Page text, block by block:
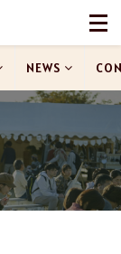
NEWS